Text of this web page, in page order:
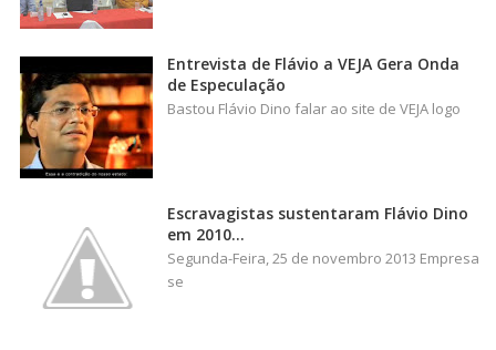
Entrevista de Flávio a VEJA Gera Onda
de Especulação
Bastou Flávio Dino falar ao site de VEJA logo
Escravagistas sustentaram Flávio Dino
em 2010…
Segunda-Feira, 25 de novembro 2013 Empresa
se